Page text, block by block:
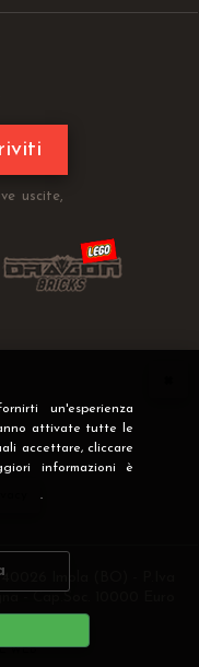
un'esperienza
attivate tutte le
accettare, cliccare
informazioni è
.
uscite,
Imola (BO) - P.Iva
WEB